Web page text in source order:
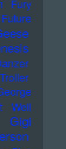
Fury
Future
Well
Gigi